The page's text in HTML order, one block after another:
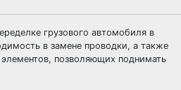
грузового автомобиля в
в замене проводки, а также
позволяющих поднимать